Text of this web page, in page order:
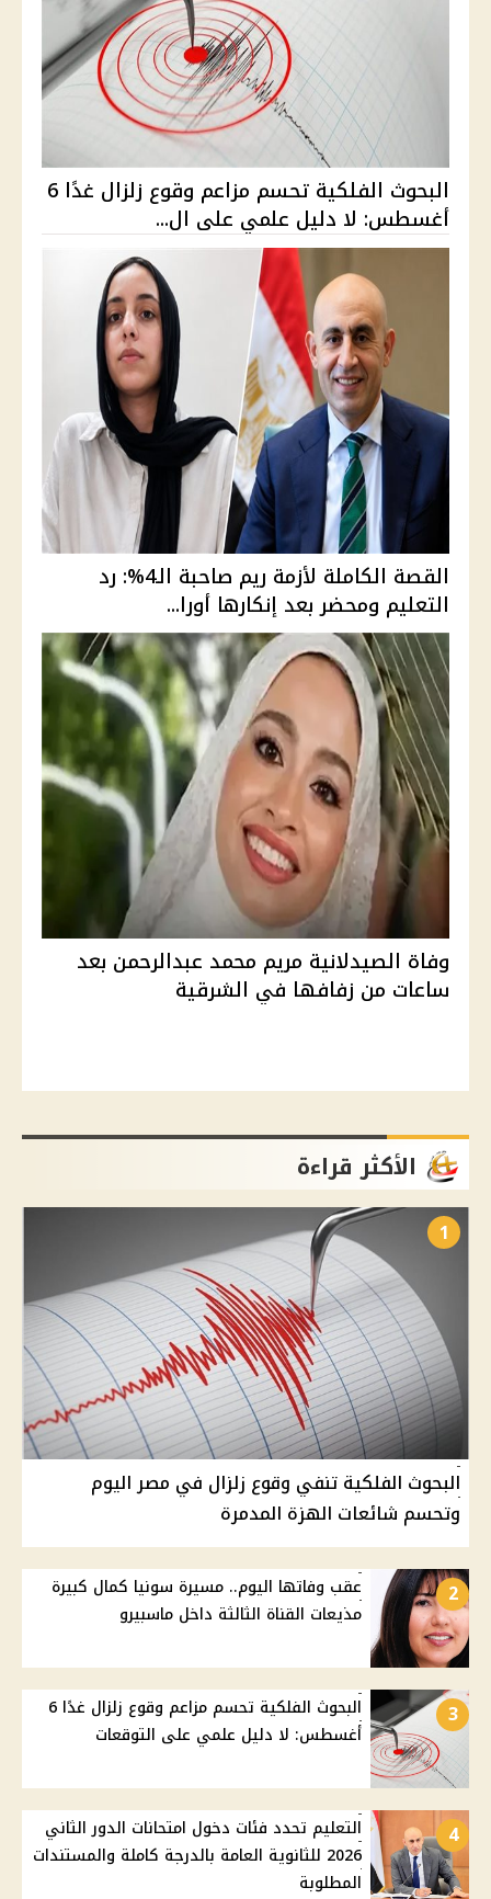
البحوث الفلكية تحسم مزاعم وقوع زلزال غدًا 6
أغسطس: لا دليل علمي على ال...
القصة الكاملة لأزمة ريم صاحبة الـ4%: رد
التعليم ومحضر بعد إنكارها أورا...
وفاة الصيدلانية مريم محمد عبدالرحمن بعد
ساعات من زفافها في الشرقية
الأكثر قراءة
1
البحوث الفلكية تنفي وقوع زلزال في مصر اليوم
وتحسم شائعات الهزة المدمرة
2
عقب وفاتها اليوم.. مسيرة سونيا كمال كبيرة
مذيعات القناة الثالثة داخل ماسبيرو
3
البحوث الفلكية تحسم مزاعم وقوع زلزال غدًا 6
أغسطس: لا دليل علمي على التوقعات
4
التعليم تحدد فئات دخول امتحانات الدور الثاني
2026 للثانوية العامة بالدرجة كاملة والمستندات
المطلوبة